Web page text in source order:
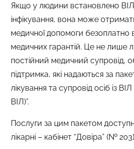
Якщо у людини встановлено ВІЛ
інфікування, вона може
медичної допомоги
медичних гарантій. Це не лише
постійний медичний супровід,
підтримка, які надаються за
лікування та супровід осіб із
ВІЛ)”.
Послуги за цим пакетом доступні
лікарні – кабінет “Довіра” (№